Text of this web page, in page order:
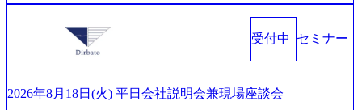
界においてはDX戦略立案、NFT等の新規事業立案を得意と
する。 - 藏満 一馬氏：アクセンチュア出身。金融業界を中
心に、DX戦略策定、新規事業立案、組織変革、規制対応等
の幅広いプロジェクトを主導する。 - 天野 善仁氏：19卒Pw
ページ (https://www.xspear.co.jp/career/interviews/) 戦略だけの
休暇は年間24日（4月1日入社の場合）で、入社日に付与さ
れます。 年次有給休暇の残日数は、翌年度に繰り越すこと
ができます。 慶弔休暇は、事由により取得可能日数は異な
ュ休暇は、規程で定める勤続年数ごとに、連続5日のリフレ
ッシュ休暇を取得できます。 【育児や子の看護、介護など
ず幅広い案件に携わりながら自己成長とキャリアの挑戦が
可能 M&Aセンター出身者3名がメインメンバーであり、経
験豊富なアドバイザーと共に働くことで、M&Aや財務アド
バイザリーなどの専門知識を獲得し、キャリアを発展させ
となり、平均3000万～4000万の年収となる 内訳としては個
受付中 セミナー
2026年8月18日(火) 平日会社説明会兼現場座談会